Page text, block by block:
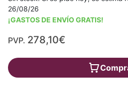
26/08/26
¡GASTOS DE ENVÍO GRATIS!
PVP. 278,10€